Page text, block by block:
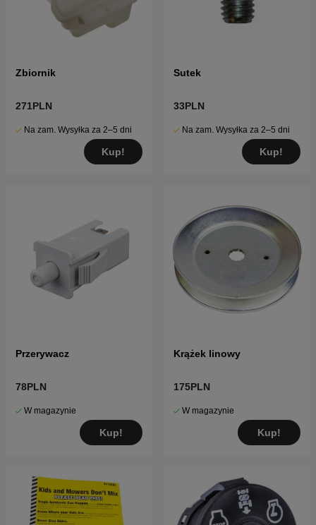
Zbiornik
271PLN
Na zam. Wysyłka za 2–5 dni
Kup!
Sutek
33PLN
Na zam. Wysyłka za 2–5 dni
Kup!
Przerywacz
78PLN
W magazynie
Kup!
Krążek linowy
175PLN
W magazynie
Kup!